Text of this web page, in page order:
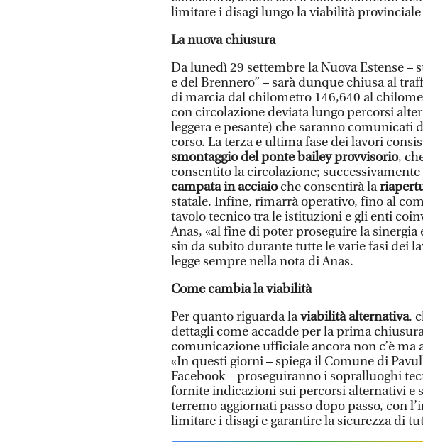
limitare i disagi lungo la viabilità provinciale
La nuova chiusura
Da lunedì 29 settembre la Nuova Estense –
e del Brennero” – sarà dunque chiusa al
di marcia dal chilometro 146,640 al
con circolazione deviata lungo percorsi
leggera e pesante) che saranno comunicati
corso. La terza e ultima fase dei lavori
smontaggio del ponte bailey provvisorio,
consentito la circolazione; successivamente
campata in acciaioche consentirà la
statale. Infine, rimarrà operativo, fino al
tavolo tecnico tra le istituzioni e gli enti
Anas, «al fine di poter proseguire la
sin da subito durante tutte le varie fasi dei
legge sempre nella nota di Anas.
Come cambia la viabilità
Per quanto riguarda laviabilità alternativa,
dettagli come accadde per la prima
comunicazione ufficiale ancora non c’è ma
«In questi giorni – spiega il Comune di
Facebook – proseguiranno i sopralluoghi
fornite indicazioni sui percorsi alternativi e
terremo aggiornati passo dopo passo, con
limitare i disagi e garantire la sicurezza di